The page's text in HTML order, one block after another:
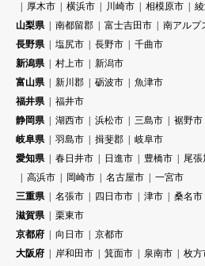
厚木市
横浜市 川崎市 相模原市
山梨県
南都留郡 富士吉田市 南アルプ
長野県
塩尻市 長野市
千曲市
新潟県
村上市
新潟市
富山県
新川郡 砺波市
魚津市
福井県
福井市
静岡県
湖西市 浜松市 三島市 裾野市
岐阜県
羽島市 揖斐郡
岐阜市
愛知県
春日井市 日進市 豊橋市 尾張
高浜市
岡崎市 名古屋市
一宮市
三重県
名張市 四日市市 津市 桑名市
滋賀県
栗東市
京都府
向日市
京都市
大阪府
岸和田市 箕面市 泉南市 枚方